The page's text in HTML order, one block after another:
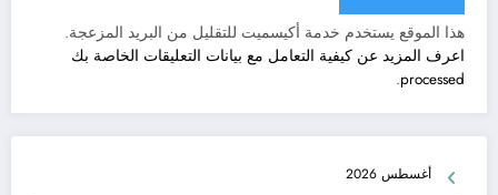
هذا الموقع يستخدم خدمة أكيسميت للتقليل من البريد المزعجة.
اعرف المزيد عن كيفية التعامل مع بيانات التعليقات الخاصة بك
processed
.
أغسطس 2026